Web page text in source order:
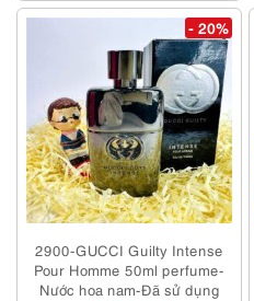
- 20%
2900-GUCCI Guilty Intense
Pour Homme 50ml perfume-
Nước hoa nam-Đã sử dụng